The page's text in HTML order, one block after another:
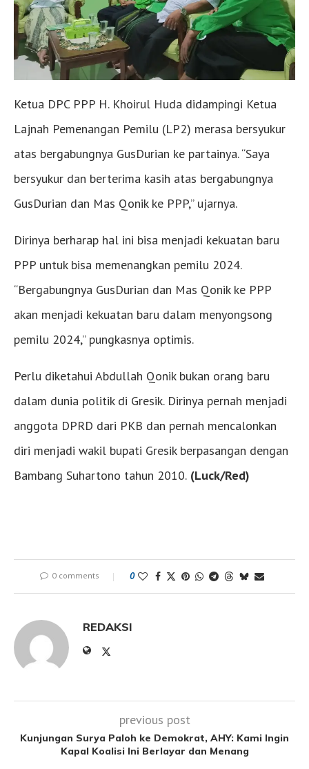
Ketua DPC PPP H. Khoirul Huda didampingi Ketua
Lajnah Pemenangan Pemilu (LP2) merasa bersyukur
atas bergabungnya GusDurian ke partainya. “Saya
bersyukur dan berterima kasih atas bergabungnya
GusDurian dan Mas Qonik ke PPP,” ujarnya.
Dirinya berharap hal ini bisa menjadi kekuatan baru
PPP untuk bisa memenangkan pemilu 2024.
“Bergabungnya GusDurian dan Mas Qonik ke PPP
akan menjadi kekuatan baru dalam menyongsong
pemilu 2024,” pungkasnya optimis.
Perlu diketahui Abdullah Qonik bukan orang baru
dalam dunia politik di Gresik. Dirinya pernah menjadi
anggota DPRD dari PKB dan pernah mencalonkan
diri menjadi wakil bupati Gresik berpasangan dengan
Bambang Suhartono tahun 2010. (Luck/Red)
0 comments 0
REDAKSI
previous post
Kunjungan Surya Paloh ke Demokrat, AHY: Kami Ingin
Kapal Koalisi Ini Berlayar dan Menang